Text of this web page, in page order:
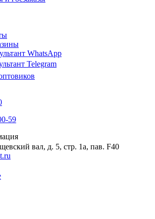
WhatsApp
Telegram
59
вал, д. 5, стр. 1а, пав. F40